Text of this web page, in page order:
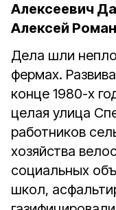
Алексеевич
Алексей
Дела шли
фермах.
конце 1980-х
целая улица
работников
хозяйства
социальных
школ,